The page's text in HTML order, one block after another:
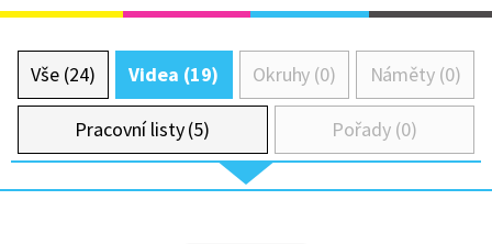
Vše (24) Videa (19) Okruhy (0) Náměty (0)
Pracovní listy (5) Pořady (0)